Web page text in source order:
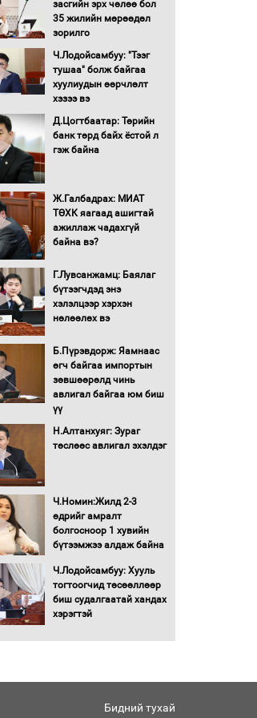
16 төрлийн эмийг нэг эх
үүсвэрээс худалдан авах
Бүх шатанд хэмнэлтийн
горимд шилжиж, найр
гадаад томилолтыг
хориглолоо
Засгийн газрын ээлжит
хуралдаан болж байна
Автомашинд улсын
дугаарын тэгш,
сондгойгоор шатахуун
Бага орлоготой
иргэдийн орлогод
татвар ногдуулахгүй
байх эрх зүйн орчныг
Хөшөө бүтсэн түүхийг
Хөвсгөл нуурын лусыг
тахих төрийн тахилгын
ёслол боллоо
“Хар жагсаалт”-ын
асуудлыг цэгцлэх
чиглэлээр
Монголбанкны
хугацаатай үүрэг өглөө
шийдвэрлэж өгөхөөр
засгийн эрх чөлөө бол
35 жилийн мөрөөдөл
зорилго
Ч.Лодойсамбуу: "Тээг
тушаа" болж байгаа
хуулиудын өөрчлөлт
хэзээ вэ
Д.Цогтбаатар: Төрийн
банк төрд байх ёстой л
гэж байна
Ж.Галбадрах: МИАТ
ТӨХК яагаад ашигтай
ажиллаж чадахгүй
байна вэ?
Г.Лувсанжамц: Баялаг
бүтээгчдэд энэ
хэлэлцээр хэрхэн
нөлөөлөх вэ
Б.Пүрэвдорж: Яамнаас
өгч байгаа импортын
зөвшөөрөлд чинь
авлигал байгаа юм биш
үү
Н.Алтанхуяг: Зураг
төслөөс авлигал эхэлдэг
Ч.Номин:Жилд 2-3
өдрийг амралт
болгосноор 1 хувийн
бүтээмжээ алдаж байна
Ч.Лодойсамбуу: Хууль
тогтоогчид төсөөллөөр
биш судалгаатай хандах
хэрэгтэй
Бидний тухай